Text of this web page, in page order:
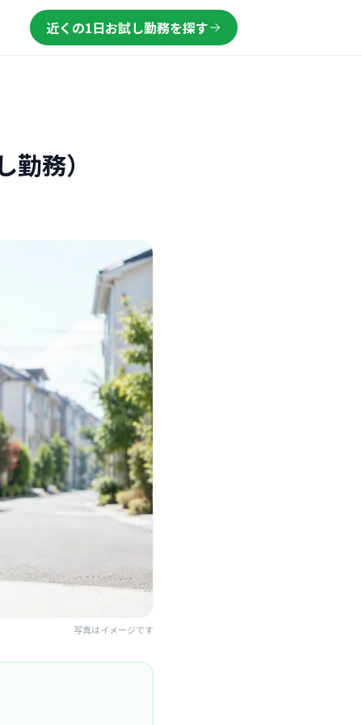
近くの1日お試し勤務を探す
務）
写真はイメージです